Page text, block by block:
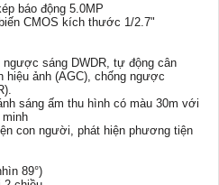
báo động 5.0MP
CMOS kích thước 1/2.7"
ngược sáng DWDR, tự động cân
hiệu ảnh (AGC), chống ngược
sáng ấm thu hình có màu 30m với
minh
con người, phát hiện phương tiện
89°)